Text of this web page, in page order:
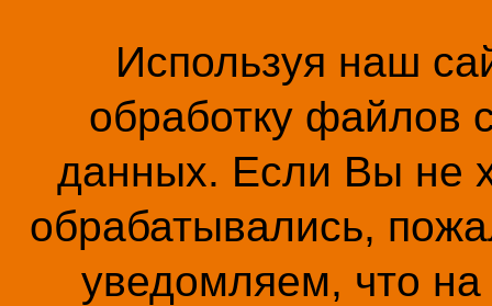
Используя наш
обработку файлов
данных. Если Вы не
обрабатывались,
уведомляем, что на